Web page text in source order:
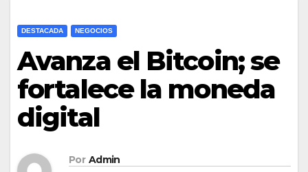
DESTACADA NEGOCIOS
Avanza el Bitcoin; se
fortalece la moneda
digital
Por Admin